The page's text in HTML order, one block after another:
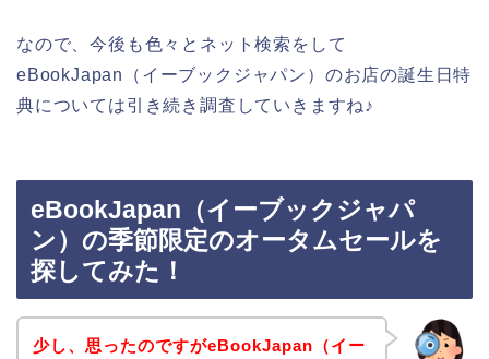
なので、今後も色々とネット検索をして
eBookJapan（イーブックジャパン）のお店の誕生日特
典については引き続き調査していきますね♪
eBookJapan（イーブックジャパ
ン）の季節限定のオータムセールを
探してみた！
少し、思ったのですがeBookJapan（イー